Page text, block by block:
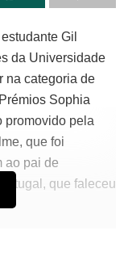
Gil
da Universidade
na categoria de
Sophia
promovido pela
que foi
ao pai de
que faleceu